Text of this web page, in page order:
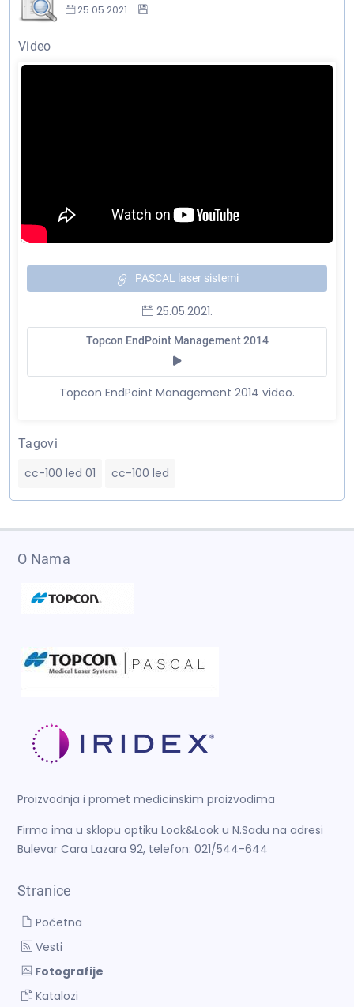
25.05.2021.
Video
PASCAL laser sistemi
25.05.2021.
Topcon EndPoint Management 2014
Topcon EndPoint Management 2014 video.
Tagovi
cc-100 led 01 cc-100 led
O Nama
Proizvodnja i promet medicinskim proizvodima
Firma ima u sklopu optiku Look&Look u N.Sadu na adresi
Bulevar Cara Lazara 92, telefon: 021/544-644
Stranice
Početna
Vesti
Fotografije
Katalozi